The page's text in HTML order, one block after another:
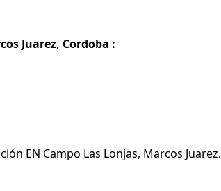
Juarez, Cordoba :
EN Campo Las Lonjas, Marcos Juarez.